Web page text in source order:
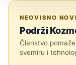
NEOVISNO
Podrži
Članstvo
svemiru i